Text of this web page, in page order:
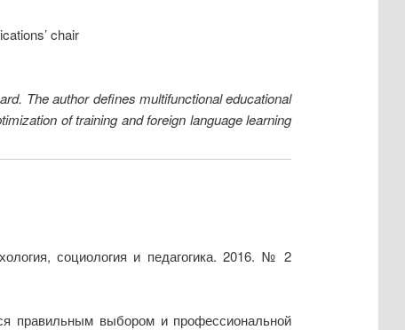
chair
The author defines multifunctional educational
of training and foreign language learning
социология и педагогика. 2016. № 2
правильным выбором и профессиональной